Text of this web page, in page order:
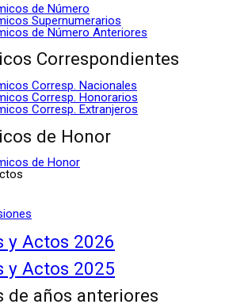
de Número
Supernumerarios
de Número Anteriores
Correspondientes
Corresp. Nacionales
Corresp. Honorarios
Corresp. Extranjeros
de Honor
de Honor
y Actos 2026
y Actos 2025
de años anteriores